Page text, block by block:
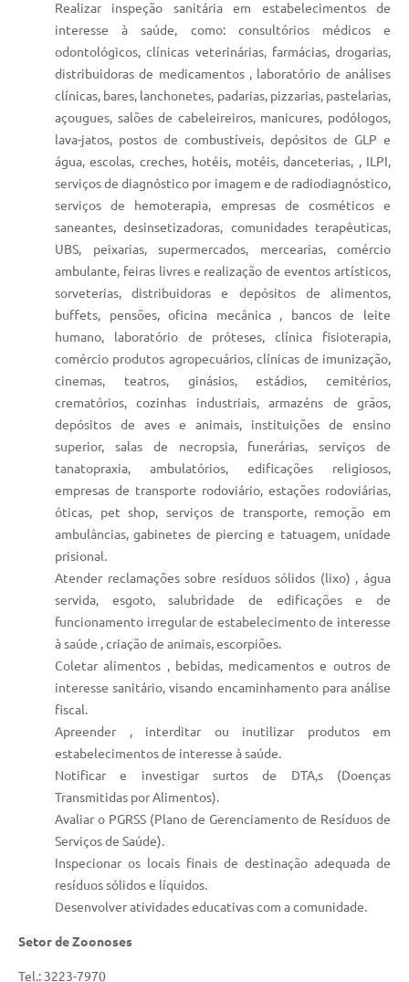
Realizar inspeção sanitária em estabelecimentos de
interesse à saúde, como: consultórios médicos e
odontológicos, clínicas veterinárias, farmácias, drogarias,
distribuidoras de medicamentos , laboratório de análises
clínicas, bares, lanchonetes, padarias, pizzarias, pastelarias,
açougues, salões de cabeleireiros, manicures, podólogos,
lava-jatos, postos de combustíveis, depósitos de GLP e
água, escolas, creches, hotéis, motéis, danceterias, , ILPI,
serviços de diagnóstico por imagem e de radiodiagnóstico,
serviços de hemoterapia, empresas de cosméticos e
saneantes, desinsetizadoras, comunidades terapêuticas,
UBS, peixarias, supermercados, mercearias, comércio
ambulante, feiras livres e realização de eventos artísticos,
sorveterias, distribuidoras e depósitos de alimentos,
buffets, pensões, oficina mecânica , bancos de leite
humano, laboratório de próteses, clínica fisioterapia,
comércio produtos agropecuários, clínicas de imunização,
cinemas, teatros, ginásios, estádios, cemitérios,
crematórios, cozinhas industriais, armazéns de grãos,
depósitos de aves e animais, instituições de ensino
superior, salas de necropsia, funerárias, serviços de
tanatopraxia, ambulatórios, edificações religiosos,
empresas de transporte rodoviário, estações rodoviárias,
óticas, pet shop, serviços de transporte, remoção em
ambulâncias, gabinetes de piercing e tatuagem, unidade
prisional.
Atender reclamações sobre resíduos sólidos (lixo) , água
servida, esgoto, salubridade de edificações e de
funcionamento irregular de estabelecimento de interesse
à saúde , criação de animais, escorpiões.
Coletar alimentos , bebidas, medicamentos e outros de
interesse sanitário, visando encaminhamento para análise
fiscal.
Apreender , interditar ou inutilizar produtos em
estabelecimentos de interesse à saúde.
Notificar e investigar surtos de DTA,s (Doenças
Transmitidas por Alimentos).
Avaliar o PGRSS (Plano de Gerenciamento de Resíduos de
Serviços de Saúde).
Inspecionar os locais finais de destinação adequada de
resíduos sólidos e líquidos.
Desenvolver atividades educativas com a comunidade.
Setor de Zoonoses
Tel.: 3223-7970